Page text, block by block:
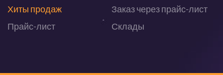
Хиты продаж
Прайс-лист
Заказ через прайс-лист
Склады